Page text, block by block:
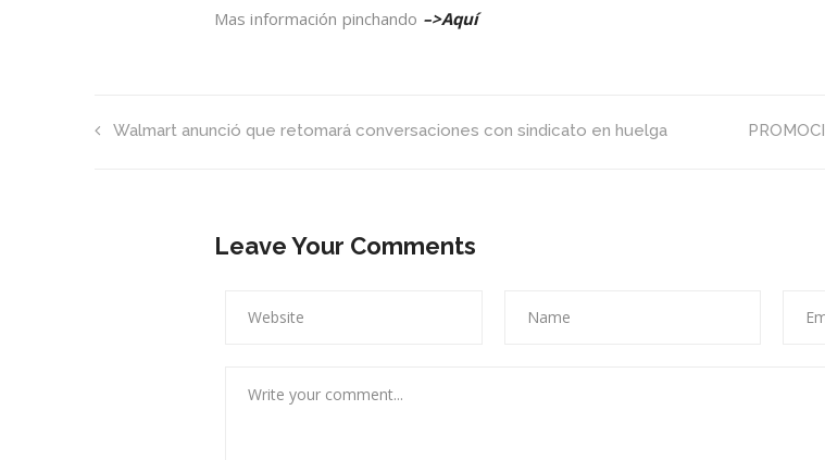
Mas información pinchando –>Aquí
Walmart anunció que retomará conversaciones con sindicato en huelga
Leave Your Comments